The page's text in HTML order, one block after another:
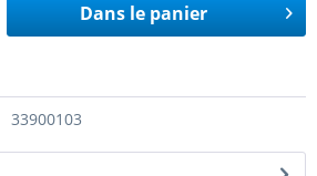
Dans le panier
33900103